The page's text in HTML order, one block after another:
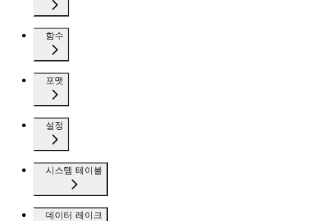
함수
포맷
설정
시스템 테이블
데이터 레이크